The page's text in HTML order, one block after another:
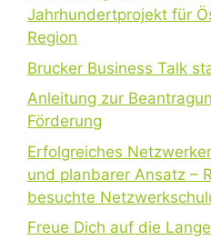
Jahrhundertprojekt für
Region
Brucker Business Talk
Anleitung zur
Förderung
Erfolgreiches
und planbarer Ansatz –
besuchte
Freue Dich auf die